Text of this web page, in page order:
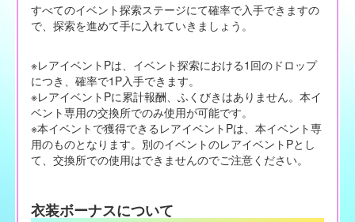
すべてのイベント探索ステージにて確率で入手できますの
で、探索を進めて手に入れていきましょう。
※レアイベントPは、イベント探索における1回のドロップ
につき、確率で1P入手できます。
※レアイベントPに累計報酬、ふくびきはありません。本イ
ベント専用の交換所でのみ使用が可能です。
※本イベントで獲得できるレアイベントPは、本イベント専
用のものとなります。別のイベントのレアイベントPとし
て、交換所での使用はできませんのでご注意ください。
衣装ボーナスについて